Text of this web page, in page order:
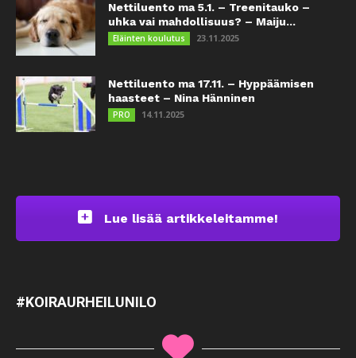
Nettiluento ma 5.1. – Treenitauko –
uhka vai mahdollisuus? – Maiju...
Eläinten koulutus 23.11.2025
Nettiluento ma 17.11. – Hyppäämisen
haasteet – Nina Hänninen
PRO 14.11.2025
Lue lisää artikkeleitamme!
#KOIRAURHEILUNILO